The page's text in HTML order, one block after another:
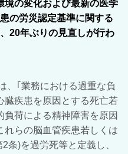
境の変化および最新の医学
の労災認定基準に関する
20年ぶりの見直しが行わ
｢業務における過重な負
臓疾患を原因とする死亡若
負荷による精神障害を原因
れらの脳血管疾患若しくは
条)を過労死等と定義し、